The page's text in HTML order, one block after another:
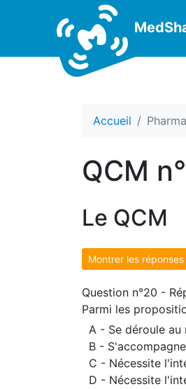
Accueil
QCM
Le QCM
Montrer les
Question n°20 -
Parmi les
A - Se déroule
B -
C - Nécessite
D - Nécessite